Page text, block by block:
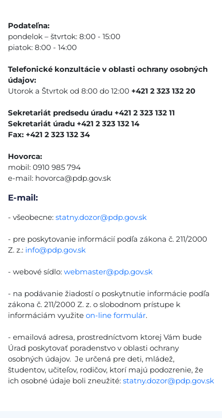
Podateľna:
pondelok – štvrtok: 8:00 - 15:00
piatok: 8:00 - 14:00
Telefonické konzultácie v oblasti ochrany osobných
údajov:
Utorok a Štvrtok od 8:00 do 12:00 +421 2 323 132 20
Sekretariát predsedu úradu +421 2 323 132 11
Sekretariát úradu +421 2 323 132 14
Fax: +421 2 323 132 34
Hovorca:
mobil: 0910 985 794
e-mail: hovorca@pdp.gov.sk
E-mail:
- všeobecne: statny.dozor@pdp.gov.sk
- pre poskytovanie informácií podľa zákona č. 211/2000
Z. z.: info@pdp.gov.sk
- webové sídlo: webmaster@pdp.gov.sk
- na podávanie žiadostí o poskytnutie informácie podľa
zákona č. 211/2000 Z. z. o slobodnom prístupe k
informáciám využite on-line formulár.
- emailová adresa, prostredníctvom ktorej Vám bude
Úrad poskytovať poradenstvo v oblasti ochrany
osobných údajov. Je určená pre deti, mládež,
študentov, učiteľov, rodičov, ktorí majú podozrenie, že
ich osobné údaje boli zneužité: statny.dozor@pdp.gov.sk